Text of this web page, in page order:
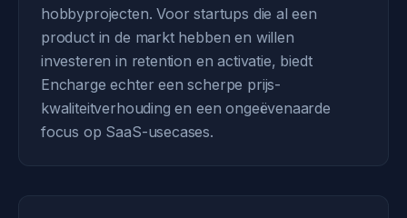
hobbyprojecten. Voor startups die al een
product in de markt hebben en willen
investeren in retention en activatie, biedt
Encharge echter een scherpe prijs-
kwaliteitverhouding en een ongeëvenaarde
focus op SaaS-usecases.